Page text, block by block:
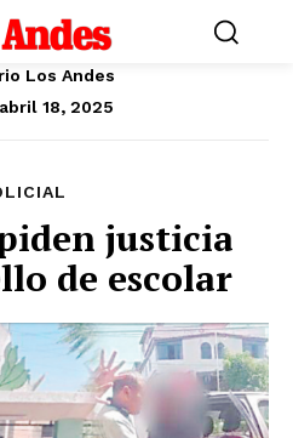
Los Andes
abril 18, 2025
justicia
de escolar